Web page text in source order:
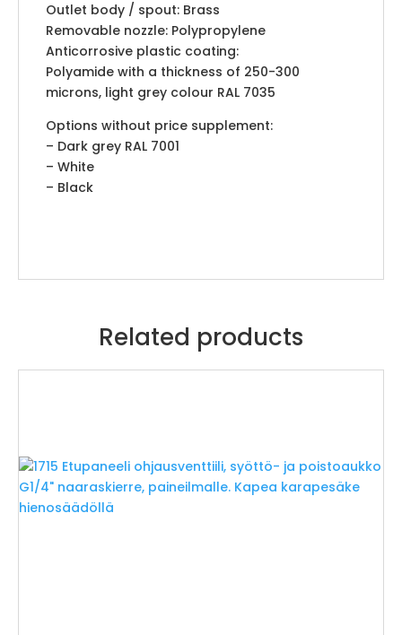
Outlet body / spout: Brass
Removable nozzle: Polypropylene
Anticorrosive plastic coating:
Polyamide with a thickness of 250-300
microns, light grey colour RAL 7035
Options without price supplement:
– Dark grey RAL 7001
– White
– Black
Related products